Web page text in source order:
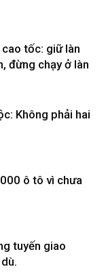
tốc: giữ làn
đừng chạy ở làn
Không phải hai
ô tô vì chưa
tuyến giao